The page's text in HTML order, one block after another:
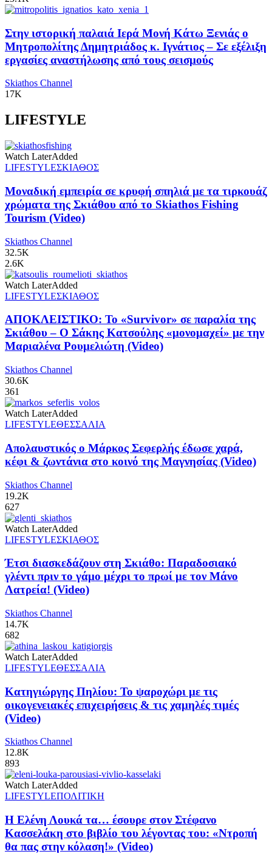
Στην ιστορική παλαιά Ιερά Μονή Κάτω Ξενιάς ο
Μητροπολίτης Δημητριάδος κ. Ιγνάτιος – Σε εξέλιξη
εργασίες αναστήλωσης από τους σεισμούς
Skiathos Channel
17K
LIFESTYLE
Watch LaterAdded
LIFESTYLEΣΚΙΑΘΟΣ
Μοναδική εμπειρία σε κρυφή σπηλιά με τα τιρκουάζ
χρώματα της Σκιάθου από το Skiathos Fishing
Tourism (Video)
Skiathos Channel
32.5K
2.6K
Watch LaterAdded
LIFESTYLEΣΚΙΑΘΟΣ
ΑΠΟΚΛΕΙΣΤΙΚΟ: Το «Survivor» σε παραλία της
Σκιάθου – Ο Σάκης Κατσούλης «μονομαχεί» με την
Μαριαλένα Ρουμελιώτη (Video)
Skiathos Channel
30.6K
361
Watch LaterAdded
LIFESTYLEΘΕΣΣΑΛΙΑ
Απολαυστικός ο Μάρκος Σεφερλής έδωσε χαρά,
κέφι & ζωντάνια στο κοινό της Μαγνησίας (Video)
Skiathos Channel
19.2K
627
Watch LaterAdded
LIFESTYLEΣΚΙΑΘΟΣ
Έτσι διασκεδάζουν στη Σκιάθο: Παραδοσιακό
γλέντι πριν το γάμο μέχρι το πρωί με τον Μάνο
Λατρεία! (Video)
Skiathos Channel
14.7K
682
Watch LaterAdded
LIFESTYLEΘΕΣΣΑΛΙΑ
Κατηγιώργης Πηλίου: Το ψαροχώρι με τις
οικογενειακές επιχειρήσεις & τις χαμηλές τιμές
(Video)
Skiathos Channel
12.8K
893
Watch LaterAdded
LIFESTYLEΠΟΛΙΤΙΚΗ
Η Ελένη Λουκά τα… έσουρε στον Στέφανο
Κασσελάκη στο βιβλίο του λέγοντας του: «Ντροπή
θα πας στην κόλαση!» (Video)